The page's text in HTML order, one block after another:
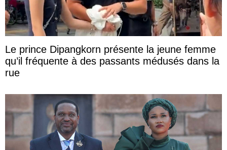
Le prince Dipangkorn présente la jeune femme
qu’il fréquente à des passants médusés dans la
rue